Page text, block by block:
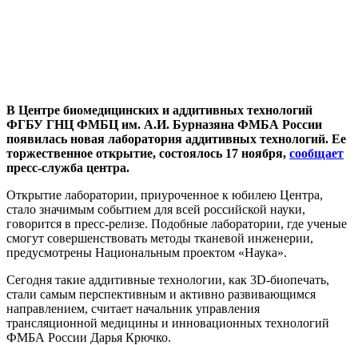
В Центре биомедицинских и аддитивных технологий
ФГБУ ГНЦ ФМБЦ им. А.И. Бурназяна ФМБА России
появилась новая лаборатория аддитивных технологий. Ее
торжественное открытие, состоялось 17 ноября, сообщает
пресс-служба центра.
Открытие лаборатории, приуроченное к юбилею Центра,
стало значимым событием для всей российской науки,
говорится в пресс-релизе. Подобные лаборатории, где ученые
смогут совершенствовать методы тканевой инженерии,
предусмотрены Национальным проектом «Наука».
Сегодня такие аддитивные технологии, как 3D-биопечать,
стали самым перспективным и активно развивающимся
направлением, считает начальник управления
трансляционной медицины и инновационных технологий
ФМБА России Дарья Крючко.